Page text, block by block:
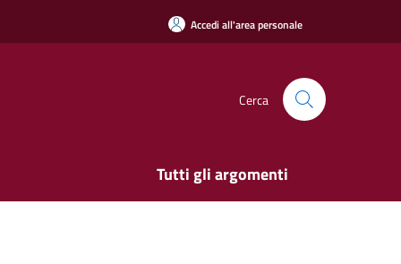
Accedi all'area personale
Cerca
Tutti gli argomenti